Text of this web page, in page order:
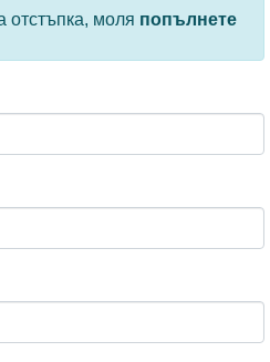
отстъпка, моля попълнете